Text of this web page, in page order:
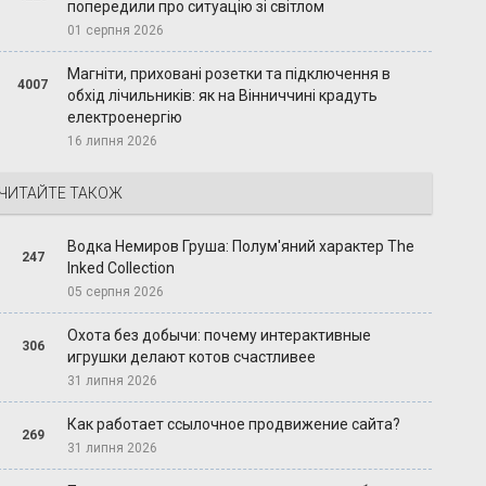
попередили про ситуацію зі світлом
01 серпня 2026
4007
Магніти, приховані розетки та підключення в
обхід лічильників: як на Вінниччині крадуть
електроенергію
16 липня 2026
ЧИТАЙТЕ ТАКОЖ
247
Водка Немиров Груша: Полум'яний характер The
Inked Collection
05 серпня 2026
306
Охота без добычи: почему интерактивные
игрушки делают котов счастливее
31 липня 2026
269
Как работает ссылочное продвижение сайта?
31 липня 2026